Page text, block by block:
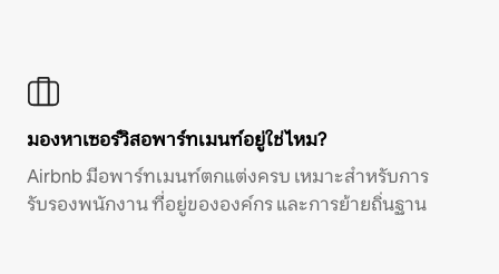
มองหาเซอร์วิสอพาร์ทเมนท์อยู่ใช่ไหม?
Airbnb มีอพาร์ทเมนท์ตกแต่งครบ เหมาะสำหรับการ
รับรองพนักงาน ที่อยู่ขององค์กร และการย้ายถิ่นฐาน